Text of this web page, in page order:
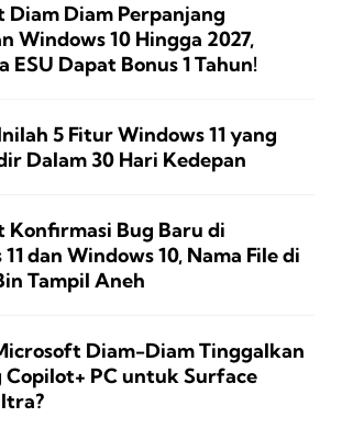
Diam Diam Perpanjang
Windows 10 Hingga 2027,
ESU Dapat Bonus 1 Tahun!
5 Fitur Windows 11 yang
Dalam 30 Hari Kedepan
Konfirmasi Bug Baru di
dan Windows 10, Nama File di
Tampil Aneh
Diam-Diam Tinggalkan
Copilot+ PC untuk Surface